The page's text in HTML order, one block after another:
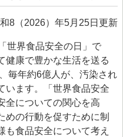
ググループ
8（2026）年5月25日更新
世界食品安全の日」で
健康で豊かな生活を送る
毎年約6億人が、汚染され
います。「世界食品安全
全についての関心を高
めの行動を促すために制
も食品安全について考え